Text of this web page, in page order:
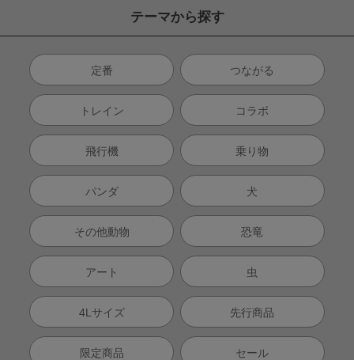
テーマから探す
定番 つながる
トレイン コラボ
飛行機 乗り物
パンダ 犬
その他動物 恐竜
アート 虫
4Lサイズ 先行商品
限定商品 セール